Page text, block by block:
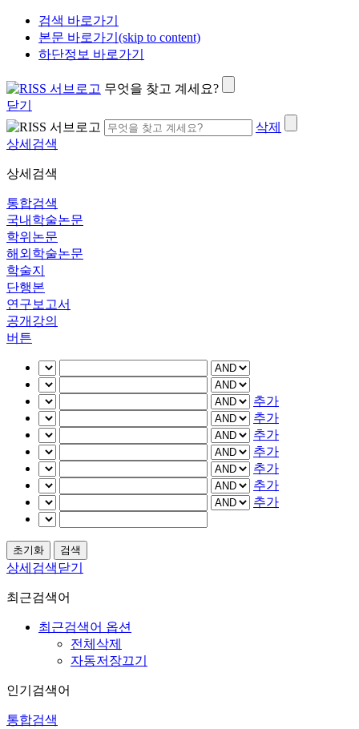
검색 바로가기
본문 바로가기(skip to content)
하단정보 바로가기
무엇을 찾고 계세요?
닫기
삭제
상세검색
상세검색
통합검색
국내학술논문
학위논문
해외학술논문
학술지
단행본
연구보고서
공개강의
버튼
추가
추가
추가
추가
추가
추가
추가
상세검색닫기
최근검색어
최근검색어 옵션
전체삭제
자동저장끄기
인기검색어
통합검색